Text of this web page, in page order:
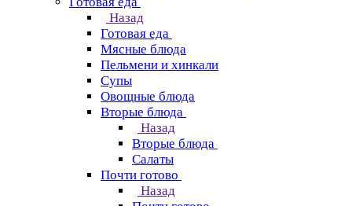
Назад
Готовая еда
Мясные блюда
Пельмени и хинкали
Супы
Овощные блюда
Вторые блюда
Назад
Вторые блюда
Салаты
Почти готово
Назад